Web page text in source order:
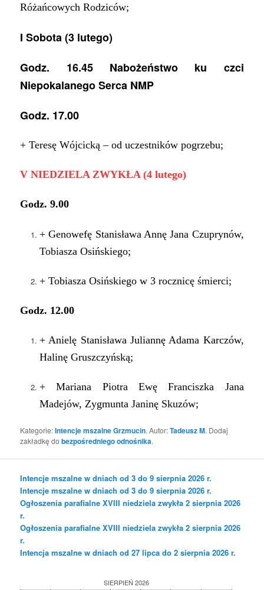
Różańcowych Rodziców;
ISobota (3 lutego)
Godz. 16.45 Nabożeństwo ku czci
Niepokalanego Serca NMP
Godz. 17.00
+ Teresę Wójcicką – od uczestników pogrzebu;
V NIEDZIELA ZWYKŁA (4 lutego)
Godz. 9.00
+ Genowefę Stanisława Annę Jana Czuprynów,
Tobiasza Osińskiego;
+ Tobiasza Osińskiego w 3 rocznicę śmierci;
Godz. 12.00
+ Anielę Stanisława Juliannę Adama Karczów,
Halinę Gruszczyńską;
+Mariana Piotra Ewę Franciszka Jana
Madejów, Zygmunta Janinę Skuzów;
Kategorie:Intencje mszalne Grzmucin. Autor:Tadeusz M. Dodaj
zakładkę dobezpośredniego odnośnika.
Intencje mszalne w dniach od 3 do 9 sierpnia 2026 r.
Intencje mszalne w dniach od 3 do 9 sierpnia 2026 r.
Ogłoszenia parafialne XVIII niedziela zwykła 2 sierpnia 2026
r.
Ogłoszenia parafialne XVIII niedziela zwykła 2 sierpnia 2026
r.
Intencja mszalne w dniach od 27 lipca do 2 sierpnia 2026 r.
SIERPIEŃ 2026